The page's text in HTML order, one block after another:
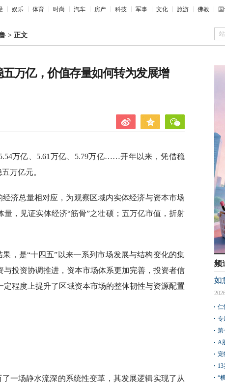
娱乐 体育 时尚 汽车 房产 科技 军事 文化 旅游 佛教
> 正文
万亿，价值存量如何转为发展增
万亿、5.61万亿、5.79万亿……开年以来，凭借稳
万亿元。
济总量相对应，为观察区域内实体经济与资本市场
，见证实体经济“筋骨”之壮硕；五万亿市值，折射
，是“十四五”以来一系列市场发展与结构变化的集
投资协调推进，资本市场体系更加完善，投资者信
程度上提升了区域资本市场的整体韧性与资源配置
一场静水流深的系统性变革，其发展逻辑实现了从
频
如
仁
专
第
A
宠
“